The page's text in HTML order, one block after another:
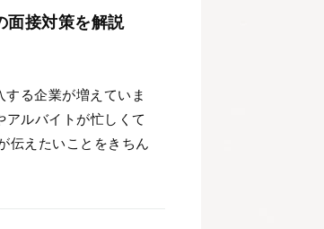
面接対策を解説
る企業が増えていま
ルバイトが忙しくて
伝えたいことをきちん